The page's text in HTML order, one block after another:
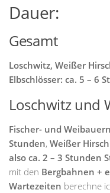
Dauer:
Gesamt
Loschwitz, Weißer
Elbschlösser: ca. 5 – 6
Loschwitz und
Fischer- und
Stunden, Weißer Hirsch
also ca. 2 – 3 Stunden
mit den Bergbahnen +
Wartezeiten berechne